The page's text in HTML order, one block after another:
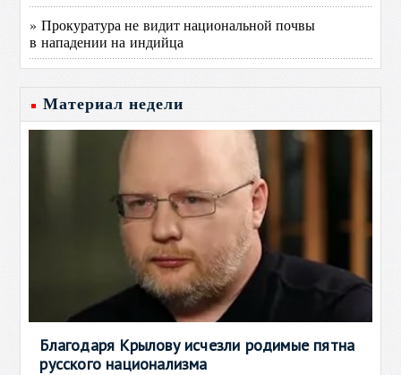
» Прокуратура не видит национальной почвы
в нападении на индийца
Материал недели
Благодаря Крылову исчезли родимые пятна
русского национализма